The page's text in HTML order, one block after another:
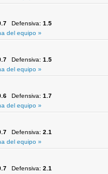
Defensiva: 1.5
del equipo »
Defensiva: 1.5
del equipo »
Defensiva: 1.7
del equipo »
Defensiva: 2.1
del equipo »
Defensiva: 2.1